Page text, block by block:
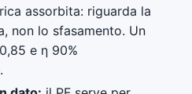
assorbita: riguarda la
non lo sfasamento. Un
e η 90%